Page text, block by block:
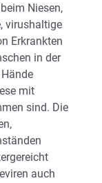
Niesen,
virushaltige
Erkrankten
in der
mit
sind. Die
auch